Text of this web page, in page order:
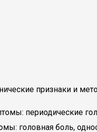
признаки и
периодические
головная боль,